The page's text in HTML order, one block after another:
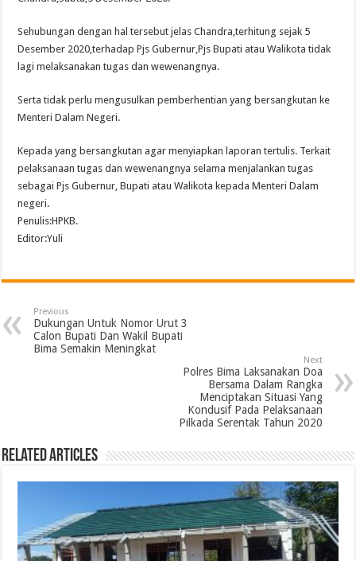
Sehubungan dengan hal tersebut jelas Chandra,terhitung sejak 5
Desember 2020,terhadap Pjs Gubernur,Pjs Bupati atau Walikota tidak
lagi melaksanakan tugas dan wewenangnya.
Serta tidak perlu mengusulkan pemberhentian yang bersangkutan ke
Menteri Dalam Negeri.
Kepada yang bersangkutan agar menyiapkan laporan tertulis. Terkait
pelaksanaan tugas dan wewenangnya selama menjalankan tugas
sebagai Pjs Gubernur, Bupati atau Walikota kepada Menteri Dalam
negeri.
Penulis:HPKB.
Editor:Yuli
Previous
Dukungan Untuk Nomor Urut 3
Calon Bupati Dan Wakil Bupati
Bima Semakin Meningkat
Next
Polres Bima Laksanakan Doa
Bersama Dalam Rangka
Menciptakan Situasi Yang
Kondusif Pada Pelaksanaan
Pilkada Serentak Tahun 2020
Related Articles